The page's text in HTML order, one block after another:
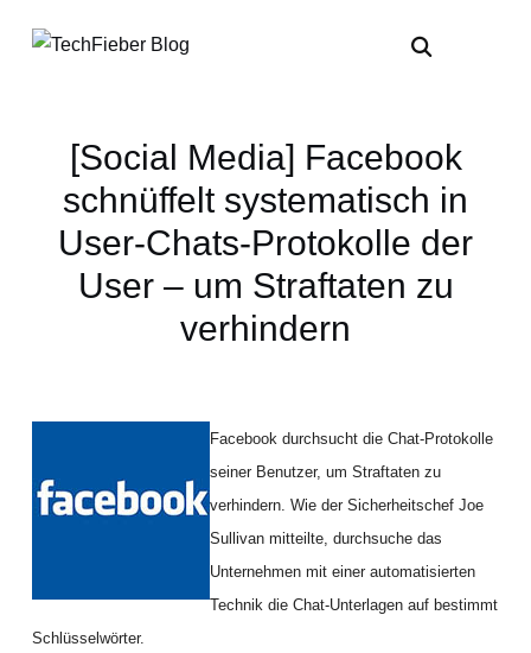
[Social Media] Facebook
schnüffelt systematisch in
User-Chats-Protokolle der
User – um Straftaten zu
verhindern
Facebook durchsucht die Chat-Protokolle
seiner Benutzer, um Straftaten zu
verhindern. Wie der Sicherheitschef Joe
Sullivan mitteilte, durchsuche das
Unternehmen mit einer automatisierten
Technik die Chat-Unterlagen auf bestimmt
Schlüsselwörter.